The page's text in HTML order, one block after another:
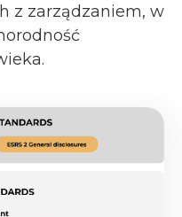
z zarządzaniem, w